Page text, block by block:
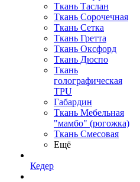
Ткань Таслан
Ткань Сорочечная
Ткань Сетка
Ткань Гретта
Ткань Оксфорд
Ткань Дюспо
Ткань
голографическая
TPU
Габардин
Ткань Мебельная
"мамбо" (рогожка)
Ткань Смесовая
Ещё
Кедер